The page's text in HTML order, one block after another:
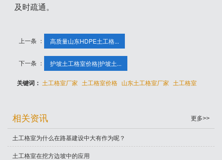
及时疏通。
上一条 ： 高质量山东HDPE土工格...
下一条 ： 护坡土工格室价格|护坡土...
关键词：土工格室厂家 土工格室价格 山东土工格室厂家 土工格室
相关资讯 更多>>
土工格室为什么在路基建设中大有作为呢？
土工格室在挖方边坡中的应用